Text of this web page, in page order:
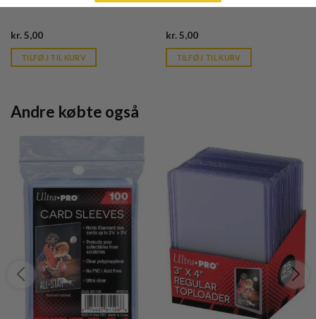
kr.5,00Current
is:
kr. 39,95.
TILFØJ TIL KURV
kr.5,00Current
is:
kr. 39,95.
TILFØJ TIL KURV
Andre købte også